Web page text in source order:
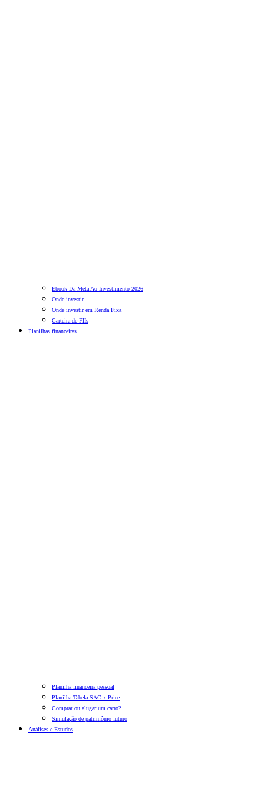
Ebook Da Meta Ao Investimento 2026
Onde investir
Onde investir em Renda Fixa
Carteira de FIIs
Planilhas financeiras
Planilha financeira pessoal
Planilha Tabela SAC x Price
Comprar ou alugar um carro?
Simulação de patrimônio futuro
Análises e Estudos